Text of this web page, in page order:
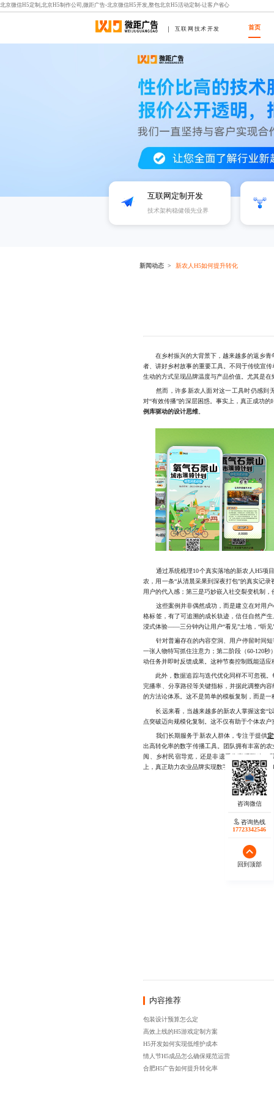
北京微信H5定制,北京H5制作公司,微距广告-北京微信H5开发,整包北京H5活动定制-让客户省心
互联网技术开发 首页
互联网定制开发
技术架构稳健领先业界
新闻动态 新农人H5如何提升转化
在乡村振兴的大背景下，越来越多的返乡青
者、讲好乡村故事的重要工具。不同于传统宣
生动的方式呈现品牌温度与产品价值。尤其是
然而，许多新农人面对这一工具时仍感到
对“有效传播”的深层困惑。事实上，真正成功
例库驱动的设计思维
通过系统梳理10个真实落地的新农人H5项目
农，用一条“从清晨采果到深夜打包”的真实记
用户的代入感；第三是巧妙嵌入社交裂变机制
这些案例并非偶然成功，而是建立在对用户
格标签，有了可追溯的成长轨迹，信任自然产
浸式体验——三分钟内让用户“看见”土地，“听见
针对普遍存在的内容空洞、用户停留时间短
一张人物特写抓住注意力；第二阶段（60-120
动任务并即时反馈成果。这种节奏控制既能适
此外，数据追踪与迭代优化同样不可忽视。
完播率、分享路径等关键指标，并据此调整内
的方法论体系。这不是简单的模板复制，而是
长远来看，当越来越多的新农人掌握这套“
点突破迈向规模化复制。这不仅有助于个体农
我们长期服务于新农人群体，专注于提供
出高转化率的数字传播工具。团队拥有丰富的
阅、乡村民宿导览，还是非遗手作直播联动，
上，真正助力农业品牌实现数字化升级。
内容推荐
包装设计预算怎么定
高效上线的H5游戏定制方案
H5开发如何实现低维护成本
情人节H5成品怎么确保规范运营
合肥H5广告如何提升转化率
咨询热线
17723342546
回到顶部